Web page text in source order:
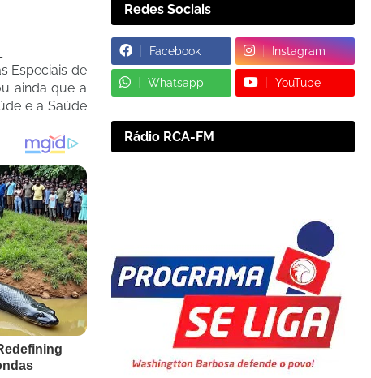
Especiais de
ainda que a
e a Saúde
Redes Sociais
Facebook Instagram
Whatsapp YouTube
Rádio RCA-FM